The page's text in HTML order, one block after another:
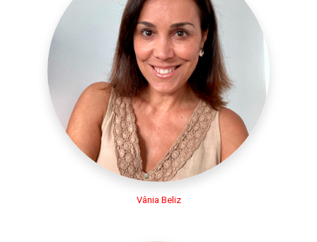
Vânia Beliz